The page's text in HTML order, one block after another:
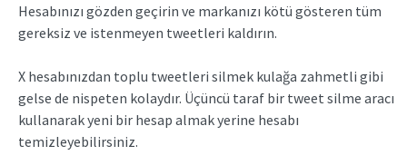
Hesabınızı gözden geçirin ve markanızı kötü gösteren tüm
gereksiz ve istenmeyen tweetleri kaldırın.
X hesabınızdan toplu tweetleri silmek kulağa zahmetli gibi
gelse de nispeten kolaydır. Üçüncü taraf bir tweet silme aracı
kullanarak yeni bir hesap almak yerine hesabı
temizleyebilirsiniz.